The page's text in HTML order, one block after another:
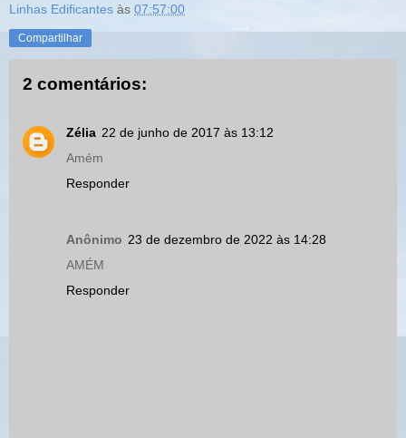
Linhas Edificantes às 07:57:00
Compartilhar
2 comentários:
Zélia 22 de junho de 2017 às 13:12
Amém
Responder
Anônimo 23 de dezembro de 2022 às 14:28
AMÉM
Responder